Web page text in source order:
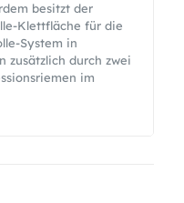
besitzt der
Klettfläche für die
System in
zusätzlich durch zwei
im